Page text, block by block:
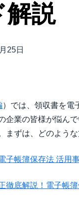
ンド
教育機関等
解説
25日
）では、領収書を電
企業の皆様が悩ん
まずは、どのよう
子帳簿保存法 活用
徹底解説！電子帳